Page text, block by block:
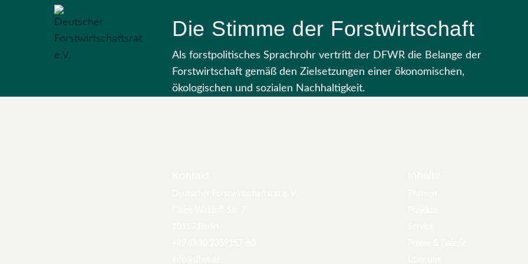
Die Stimme der Forstwirtschaft
Als forstpolitisches Sprachrohr vertritt der DFWR die Belange der
Forstwirtschaft gemäß den Zielsetzungen einer ökonomischen,
ökologischen und sozialen Nachhaltigkeit.